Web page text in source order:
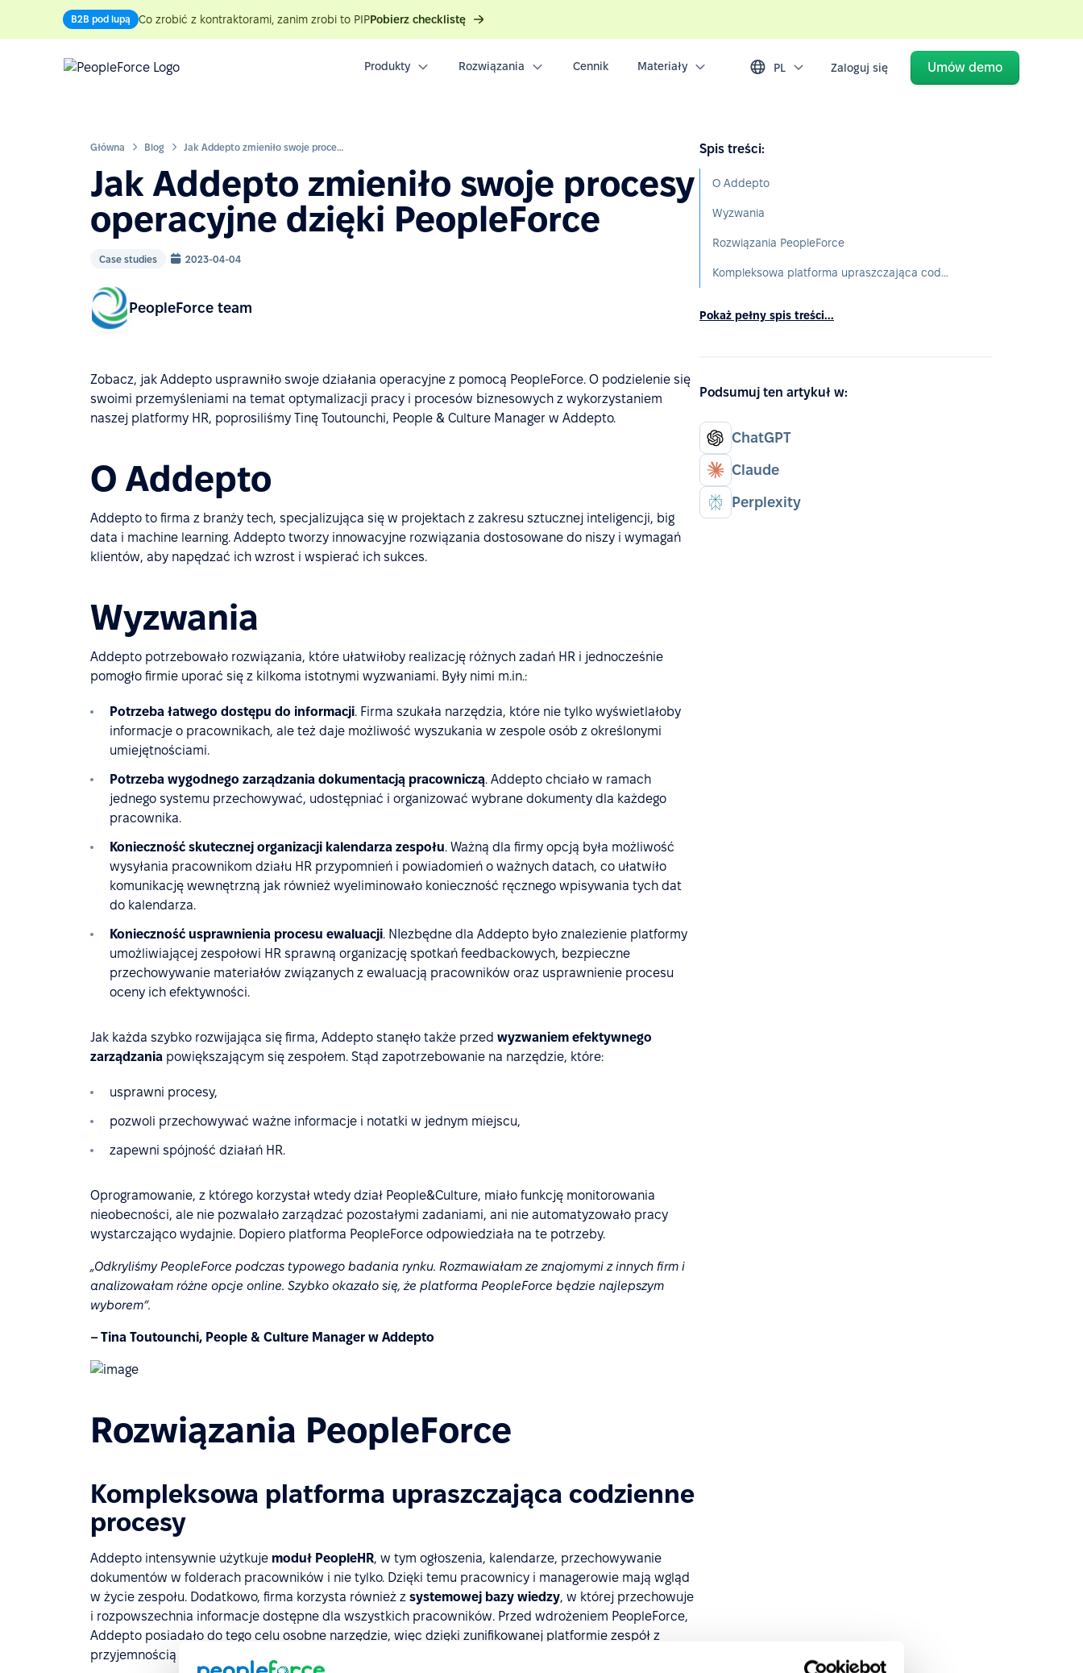
B2B pod lupą Co zrobić z kontraktorami, zanim zrobi to PIPPobierz checklistę
Produkty Rozwiązania Cennik Materiały PL Zaloguj się Umów demo
Główna Blog Jak Addepto zmieniło swoje procesy operacyjne dzięki PeopleForce
Jak Addepto zmieniło swoje procesy
operacyjne dzięki PeopleForce
Case studies 2023-04-04
PeopleForce team
Zobacz, jak Addepto usprawniło swoje działania operacyjne z pomocą PeopleForce. O podzielenie się
swoimi przemyśleniami na temat optymalizacji pracy i procesów biznesowych z wykorzystaniem
naszej platformy HR, poprosiliśmy Tinę Toutounchi, People & Culture Manager w Addepto.
O Addepto
Addepto to firma z branży tech, specjalizująca się w projektach z zakresu sztucznej inteligencji, big
data i machine learning. Addepto tworzy innowacyjne rozwiązania dostosowane do niszy i wymagań
klientów, aby napędzać ich wzrost i wspierać ich sukces.
Wyzwania
Addepto potrzebowało rozwiązania, które ułatwiłoby realizację różnych zadań HR i jednocześnie
pomogło firmie uporać się z kilkoma istotnymi wyzwaniami. Były nimi m.in.:
Potrzeba łatwego dostępu do informacji. Firma szukała narzędzia, które nie tylko wyświetlałoby
informacje o pracownikach, ale też daje możliwość wyszukania w zespole osób z określonymi
umiejętnościami.
Potrzeba wygodnego zarządzania dokumentacją pracowniczą. Addepto chciało w ramach
jednego systemu przechowywać, udostępniać i organizować wybrane dokumenty dla każdego
pracownika.
Konieczność skutecznej organizacji kalendarza zespołu. Ważną dla firmy opcją była możliwość
wysyłania pracownikom działu HR przypomnień i powiadomień o ważnych datach, co ułatwiło
komunikację wewnętrzną jak również wyeliminowało konieczność ręcznego wpisywania tych dat
do kalendarza.
Konieczność usprawnienia procesu ewaluacji. NIezbędne dla Addepto było znalezienie platformy
umożliwiającej zespołowi HR sprawną organizację spotkań feedbackowych, bezpieczne
przechowywanie materiałów związanych z ewaluacją pracowników oraz usprawnienie procesu
oceny ich efektywności.
Jak każda szybko rozwijająca się firma, Addepto stanęło także przed wyzwaniem efektywnego
zarządzania powiększającym się zespołem. Stąd zapotrzebowanie na narzędzie, które:
usprawni procesy,
pozwoli przechowywać ważne informacje i notatki w jednym miejscu,
zapewni spójność działań HR.
Oprogramowanie, z którego korzystał wtedy dział People&Culture, miało funkcję monitorowania
nieobecności, ale nie pozwalało zarządzać pozostałymi zadaniami, ani nie automatyzowało pracy
wystarczająco wydajnie. Dopiero platforma PeopleForce odpowiedziała na te potrzeby.
„Odkryliśmy PeopleForce podczas typowego badania rynku. Rozmawiałam ze znajomymi z innych firm i
analizowałam różne opcje online. Szybko okazało się, że platforma PeopleForce będzie najlepszym
wyborem”.
– Tina Toutounchi, People & Culture Manager w Addepto
Rozwiązania PeopleForce
Kompleksowa platforma upraszczająca codzienne
procesy
Addepto intensywnie użytkuje moduł PeopleHR, w tym ogłoszenia, kalendarze, przechowywanie
dokumentów w folderach pracowników i nie tylko. Dzięki temu pracownicy i managerowie mają wgląd
w życie zespołu. Dodatkowo, firma korzysta również z systemowej bazy wiedzy, w której przechowuje
i rozpowszechnia informacje dostępne dla wszystkich pracowników. Przed wdrożeniem PeopleForce,
Addepto posiadało do tego celu osobne narzędzie, więc dzięki zunifikowanej platformie zespół z
przyjemnością wyeliminował potrzebę dostępu do dodatkowego programu.
Spis treści:
O Addepto
Wyzwania
Rozwiązania PeopleForce
Kompleksowa platforma upraszczająca codzienne procesy
Pokaż pełny spis treści...
Podsumuj ten artykuł w:
ChatGPT
Claude
Perplexity